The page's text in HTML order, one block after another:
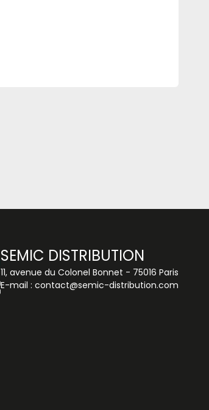
SEMIC DISTRIBUTION
11, avenue du Colonel Bonnet - 75016 Paris
E-mail : contact@semic-distribution.com